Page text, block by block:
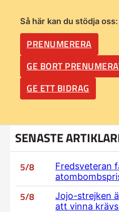
Så här kan du stödja oss:
PRENUMERERA
GE BORT
GE ETT BIDRAG
SENASTE
5/8
Fredsveteran
5/8
Jojo-strejken
att vinna